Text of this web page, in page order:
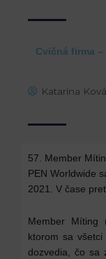
Cvičná firma
Katarína
57. Member
PEN Worldwide
2021. V čase
Member Míting
ktorom sa
dozvedia, čo sa